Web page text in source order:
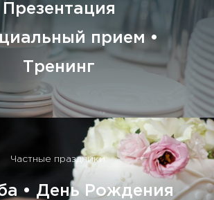
Презентация
прием •
Тренинг
Частные праздники:
• День Рождения